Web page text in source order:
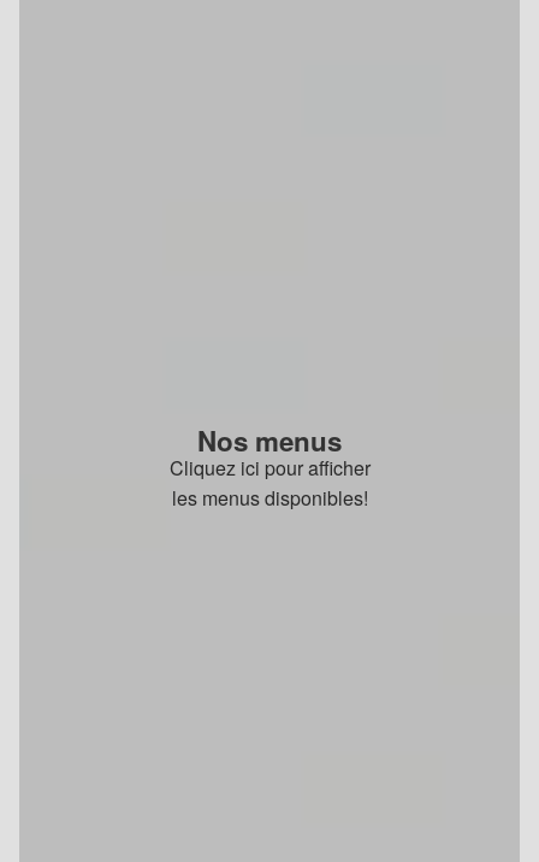
Nos menus
Cliquez ici pour afficher
les menus disponibles!